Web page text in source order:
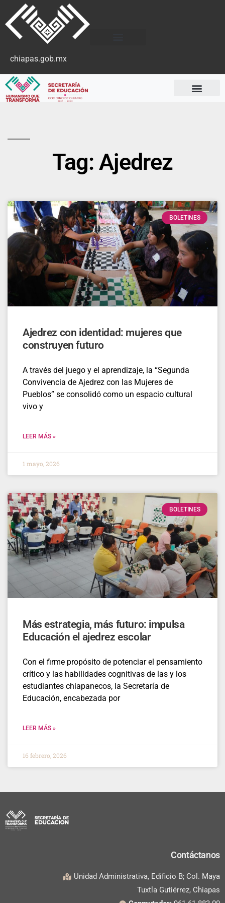
chiapas.gob.mx
Tag: Ajedrez
BOLETINES
Ajedrez con identidad: mujeres que
construyen futuro
A través del juego y el aprendizaje, la “Segunda
Convivencia de Ajedrez con las Mujeres de
Pueblos” se consolidó como un espacio cultural
vivo y
LEER MÁS »
1 mayo, 2026
BOLETINES
Más estrategia, más futuro: impulsa
Educación el ajedrez escolar
Con el firme propósito de potenciar el pensamiento
crítico y las habilidades cognitivas de las y los
estudiantes chiapanecos, la Secretaría de
Educación, encabezada por
LEER MÁS »
16 febrero, 2026
Contáctanos
Unidad Administrativa, Edificio B; Col. Maya
Tuxtla Gutiérrez, Chiapas